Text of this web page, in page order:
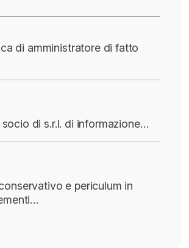
di amministratore di fatto
di s.r.l. di informazione…
e periculum in